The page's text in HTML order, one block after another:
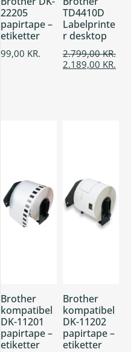
22205
papirtape –
etiketter
99,00 KR.
TD4410D
Labelprinte
r desktop
2.799,00KR.
2.189,00 KR.
Brother
kompatibel
DK-11201
papirtape –
etiketter
Brother
kompatibel
DK-11202
papirtape –
etiketter